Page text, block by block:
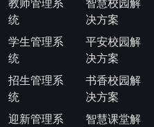
教师管理系
统
学生管理系
统
招生管理系
统
迎新管理系
智慧校园解
决方案
平安校园解
决方案
书香校园解
决方案
智慧课堂解